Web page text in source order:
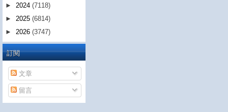
► 2024 (7118)
► 2025 (6814)
► 2026 (3747)
訂閱
文章
留言